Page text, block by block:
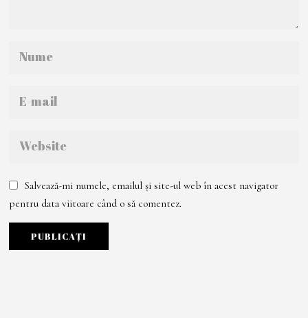
Salvează-mi numele, emailul și site-ul web în acest navigator
pentru data viitoare când o să comentez.